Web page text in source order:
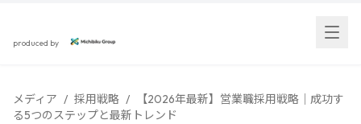
produced by
メディア / 採用戦略 /
【2026年最新】営業職採用戦略｜成功す
る5つのステップと最新トレンド